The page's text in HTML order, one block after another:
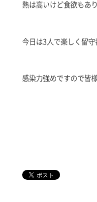
熱は高いけど食欲もあ
今日は3人で楽しく留
感染力強めですので皆